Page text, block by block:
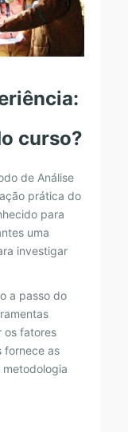
curso?
de Análise
prática do
para
uma
investigar
a passo do
os fatores
fornece as